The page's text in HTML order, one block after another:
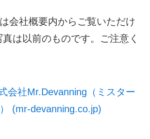
会社概要内からご覧いただけ
は以前のものです。ご注意く
会社Mr.Devanning（ミスター
(mr-devanning.co.jp)